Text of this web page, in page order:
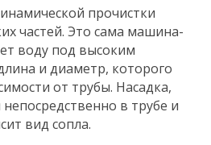
прочистки
частей. Это сама машина-
воду под высоким
и диаметр, которого
от трубы. Насадка,
в трубе и
вид сопла.